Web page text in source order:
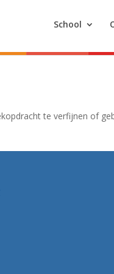
School
te verfijnen of